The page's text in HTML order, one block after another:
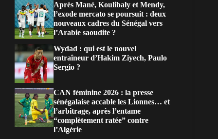
Après Mané, Koulibaly et Mendy,
l’exode mercato se poursuit : deux
nouveaux cadres du Sénégal vers
l’Arabie saoudite ?
Wydad : qui est le nouvel
entraîneur d’Hakim Ziyech, Paulo
Sergio ?
CAN féminine 2026 : la presse
sénégalaise accable les Lionnes… et
l’arbitrage, après l’entame
“complètement ratée” contre
l’Algérie